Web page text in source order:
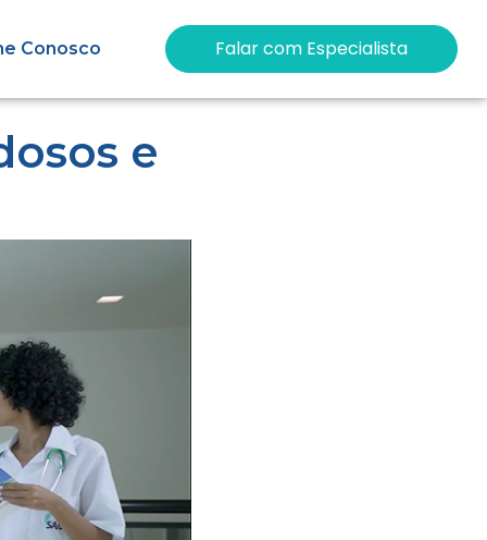
Conosco Falar com Especialista
e